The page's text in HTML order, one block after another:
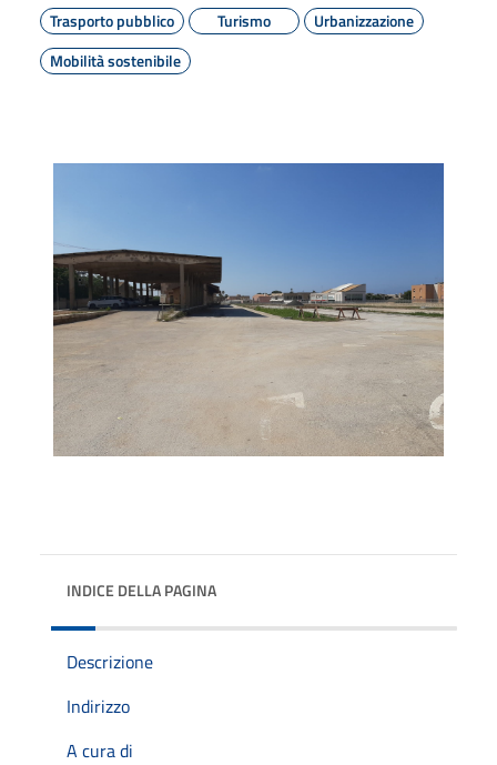
Trasporto pubblico
Turismo
Urbanizzazione
Mobilità sostenibile
INDICE DELLA PAGINA
Descrizione
Indirizzo
A cura di